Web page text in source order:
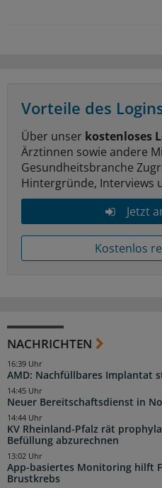
Vorteile des
Über unser kostenloses
Ärztinnen sowie andere
Gesundheitsbranche
Hintergründe, Interviews
Jetzt
Kostenlos
NACHRICHTEN
AMD: Nachfüllbares Implantat
16:39 Uhr
Neuer Bereitschaftsdienst in
14:45 Uhr
KV Rheinland-Pfalz rät
Befüllung abzurechnen
14:44 Uhr
App-basiertes Monitoring hilft
Brustkrebs
13:02 Uhr